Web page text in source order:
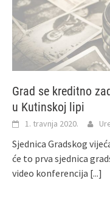
Grad se kreditno
u Kutinskoj lipi
1. travnja 2020.
Sjednica Gradskog
će to prva sjednica
video konferencija [...]